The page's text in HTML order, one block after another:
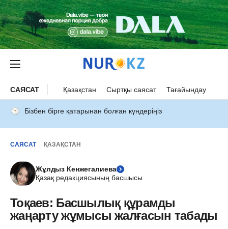
САЯСАТ Қазақстан Сыртқы саясат Тағайындау
Бізбен бірге қатарынан болған күндеріңіз
САЯСАТ ҚАЗАҚСТАН
Жұлдыз Кенжегалиева
Қазақ редакциясының басшысы
Тоқаев: Басшылық құрамды
жаңарту жұмысы жалғасын табады